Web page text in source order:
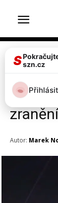
Doprava &
zranění
Autor: Marek
Sszn.cz